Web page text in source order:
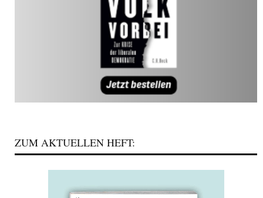
ZUM AKTUELLEN HEFT: